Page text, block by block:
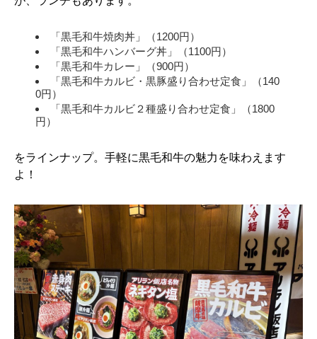
「黒毛和牛焼肉丼」（1200円）
「黒毛和牛ハンバーグ丼」（1100円）
「黒毛和牛カレー」（900円）
「黒毛和牛カルビ・黒豚盛り合わせ定食」（140
0円）
「黒毛和牛カルビ２種盛り合わせ定食」（1800
円）
をラインナップ。手軽に黒毛和牛の魅力を味わえます
よ！